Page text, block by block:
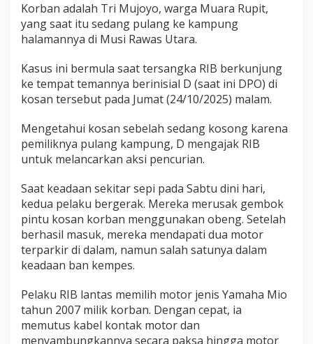
Korban adalah Tri Mujoyo, warga Muara Rupit,
yang saat itu sedang pulang ke kampung
halamannya di Musi Rawas Utara.
Kasus ini bermula saat tersangka RIB berkunjung
ke tempat temannya berinisial D (saat ini DPO) di
kosan tersebut pada Jumat (24/10/2025) malam.
Mengetahui kosan sebelah sedang kosong karena
pemiliknya pulang kampung, D mengajak RIB
untuk melancarkan aksi pencurian.
Saat keadaan sekitar sepi pada Sabtu dini hari,
kedua pelaku bergerak. Mereka merusak gembok
pintu kosan korban menggunakan obeng. Setelah
berhasil masuk, mereka mendapati dua motor
terparkir di dalam, namun salah satunya dalam
keadaan ban kempes.
Pelaku RIB lantas memilih motor jenis Yamaha Mio
tahun 2007 milik korban. Dengan cepat, ia
memutus kabel kontak motor dan
menyambungkannya secara paksa hingga motor